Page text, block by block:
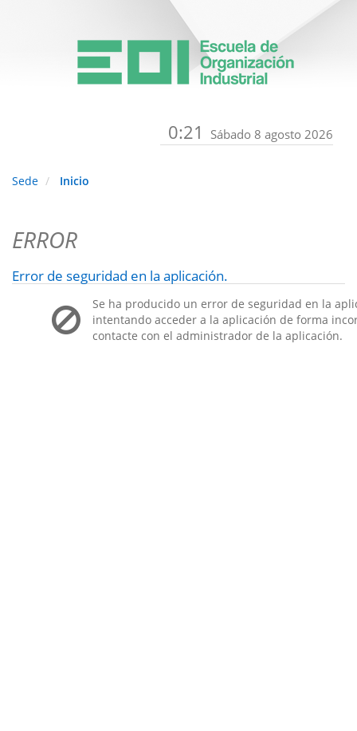
0:21 Sábado 8 agosto 2026
Sede Inicio
ERROR
Error de seguridad en la aplicación.
Se ha producido un error de seguridad en la
intentando acceder a la aplicación de forma
contacte con el administrador de la aplicación.